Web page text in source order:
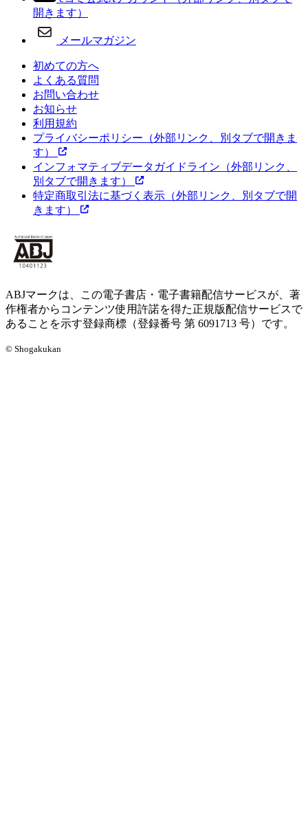
開きます）
メールマガジン
初めての方へ
よくある質問
お問い合わせ
お知らせ
利用規約
プライバシーポリシー （外部リンク、別タブで開きま
す）
インフォマティブデータガイドライン （外部リンク、
別タブで開きます）
特定商取引法に基づく表示 （外部リンク、別タブで開
きます）
ABJマークは、この電子書店・電子書籍配信サービスが、著
作権者からコンテンツ使用許諾を得た正規版配信サービスで
あることを示す登録商標（登録番号 第 6091713 号）です。
© Shogakukan